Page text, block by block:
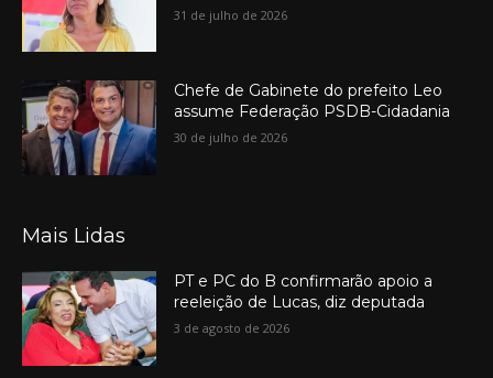
31 de julho de 2026
Chefe de Gabinete do prefeito Leo
assume Federação PSDB-Cidadania
30 de julho de 2026
Mais Lidas
PT e PC do B confirmarão apoio a
reeleição de Lucas, diz deputada
3 de agosto de 2026